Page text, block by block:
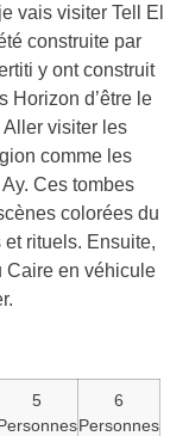
vais visiter Tell El
construite par
y ont construit
Horizon d’être le
visiter les
comme les
Ces tombes
colorées du
rituels. Ensuite,
Caire en véhicule
5
6
Personnes